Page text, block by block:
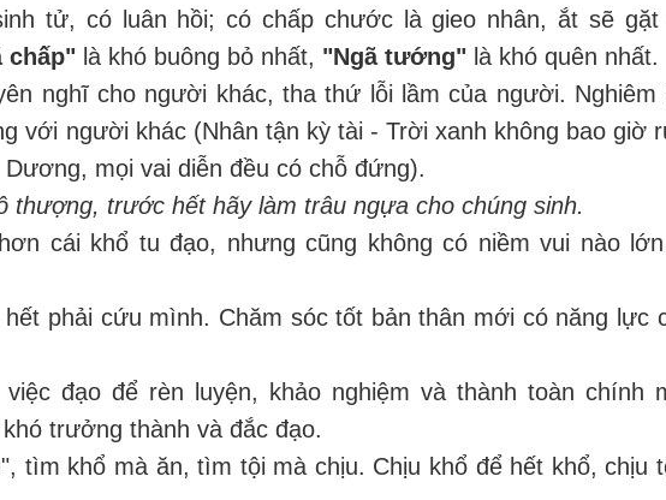
tử, có luân hồi; có chấp chước là gieo nhân, ắt sẽ gặt
chấp" là khó buông bỏ nhất, "Ngã tướng" là khó quên nhất.
nghĩ cho người khác, tha thứ lỗi lầm của người. Nghiêm
với người khác (Nhân tận kỳ tài - Trời xanh không bao giờ
mọi vai diễn đều có chỗ đứng).
thượng, trước hết hãy làm trâu ngựa cho chúng sinh.
cái khổ tu đạo, nhưng cũng không có niềm vui nào
phải cứu mình. Chăm sóc tốt bản thân mới có năng lực
đạo để rèn luyện, khảo nghiệm và thành toàn chính
trưởng thành và đắc đạo.
tìm khổ mà ăn, tìm tội mà chịu. Chịu khổ để hết khổ, chịu